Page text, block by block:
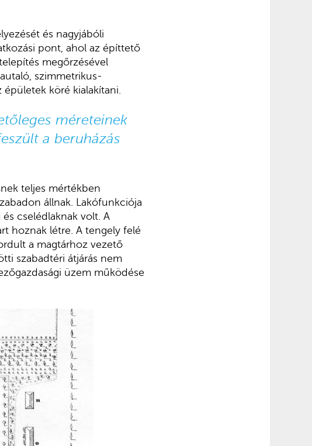
és nagyjábóli
pont, ahol az építtető
megőrzésével
szimmetrikus-
köré kialakítani.
méreteinek
a beruházás
teljes mértékben
állnak. Lakófunkciója
cselédlaknak volt. A
hoznak létre. A tengely felé
a magtárhoz vezető
szabadtéri átjárás nem
üzem működése